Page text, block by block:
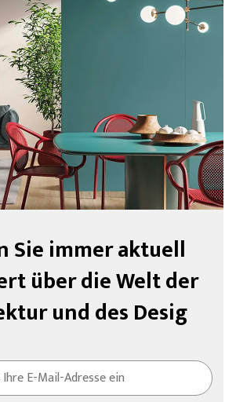
Sie immer aktuell
über die Welt der
und des Desig